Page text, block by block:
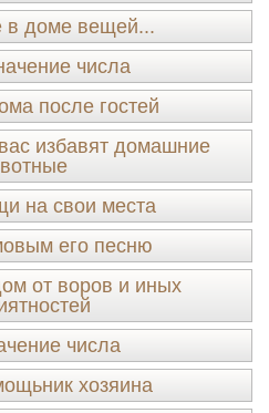
в доме вещей...
числа
после гостей
избавят домашние
на свои места
его песню
от воров и иных
числа
хозяина